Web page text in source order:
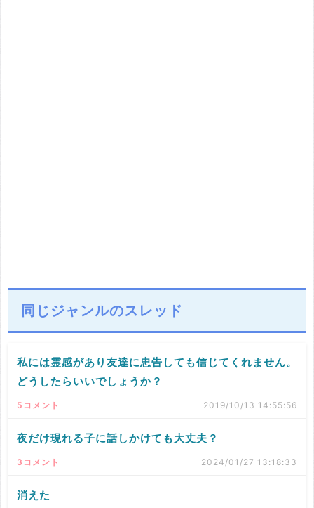
同じジャンルのスレッド
私には霊感があり友達に忠告しても信じてくれません。
どうしたらいいでしょうか？
5コメント 2019/10/13 14:55:56
夜だけ現れる子に話しかけても大丈夫？
3コメント 2024/01/27 13:18:33
消えた